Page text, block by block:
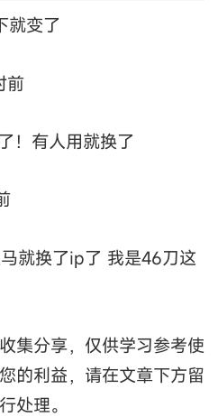
就变了
前
！有人用就换了
就换了ip了 我是46刀这
集分享，仅供学习参考使
的利益，请在文章下方留
处理。